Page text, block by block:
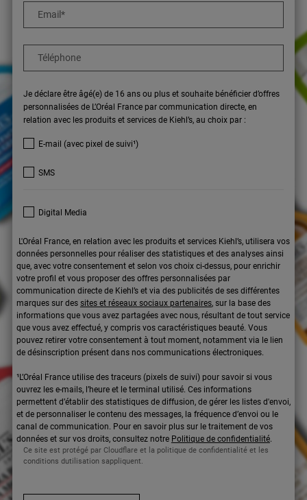
Email*
Téléphone
Je déclare être âgé(e) de 16 ans ou plus et souhaite bénéficier d’offres
personnalisées de L’Oréal France par communication directe, en
relation avec les produits et services de Kiehl’s, au choix par :
E-mail (avec pixel de suivi¹)
SMS
Digital Media
L'Oréal France, en relation avec les produits et services Kiehl’s, utilisera vos
données personnelles pour réaliser des statistiques et des analyses ainsi
que, avec votre consentement et selon vos choix ci-dessus, pour enrichir
votre profil et vous proposer des offres personnalisées par
communication directe de Kiehl’s et via des publicités de ses différentes
marques sur des sites et réseaux sociaux partenaires, sur la base des
informations que vous avez partagées avec nous, résultant de tout service
que vous avez effectué, y compris vos caractéristiques beauté. Vous
pouvez retirer votre consentement à tout moment, notamment via le lien
de désinscription présent dans nos communications électroniques.
¹L’Oréal France utilise des traceurs (pixels de suivi) pour savoir si vous
ouvrez les e-mails, l’heure et le terminal utilisé. Ces informations
permettent d’établir des statistiques de diffusion, de gérer les listes d'envoi,
et de personnaliser le contenu des messages, la fréquence d’envoi ou le
canal de communication. Pour en savoir plus sur le traitement de vos
données et sur vos droits, consultez notre Politique de confidentialité.
Ce site est protégé par Cloudflare et la politique de confidentialité et les
conditions dutilisation sappliquent.